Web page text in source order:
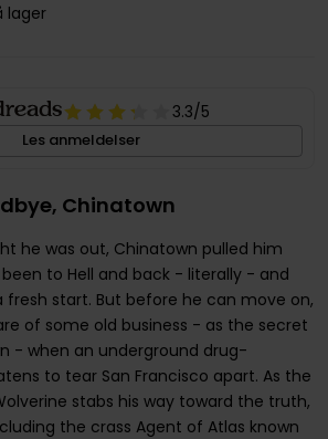
lager
3.3/5
Les anmeldelser
Chinatown
he was out, Chinatown pulled him
to Hell and back - literally - and
fresh start. But before he can move on,
of some old business - as the secret
- when an underground drug-
to tear San Francisco apart. As the
stabs his way toward the truth,
the crass Agent of Atlas known